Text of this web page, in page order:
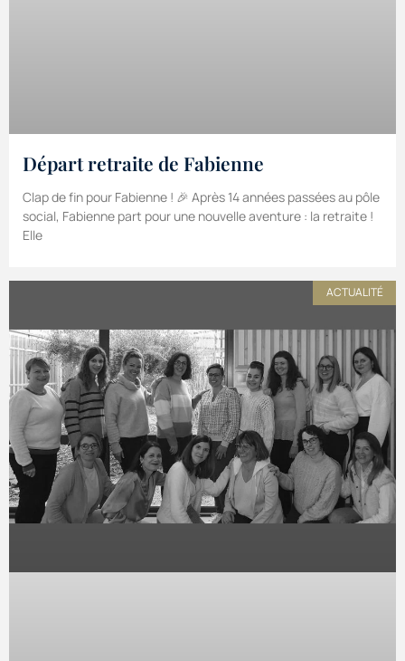
Départ retraite de Fabienne
Clap de fin pour Fabienne ! 🎉 Après 14 années passées au pôle
social, Fabienne part pour une nouvelle aventure : la retraite !
Elle
ACTUALITÉ